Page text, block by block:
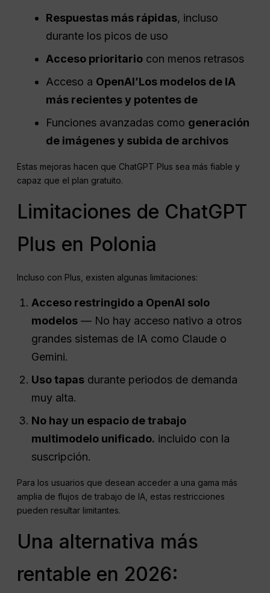
Respuestas más rápidas, incluso
durante los picos de uso
Acceso prioritario con menos retrasos
Acceso a OpenAI’Los modelos de IA
más recientes y potentes de
Funciones avanzadas como generación
de imágenes y subida de archivos
Estas mejoras hacen que ChatGPT Plus sea más fiable y
capaz que el plan gratuito.
Limitaciones de ChatGPT
Plus en Polonia
Incluso con Plus, existen algunas limitaciones:
Acceso restringido a OpenAI solo
modelos — No hay acceso nativo a otros
grandes sistemas de IA como Claude o
Gemini.
Usotapas durante periodos de demanda
muy alta.
No hay un espacio de trabajo
multimodelo unificado. incluido con la
suscripción.
Para los usuarios que desean acceder a una gama más
amplia de flujos de trabajo de IA, estas restricciones
pueden resultar limitantes.
Una alternativa más
rentable en 2026: